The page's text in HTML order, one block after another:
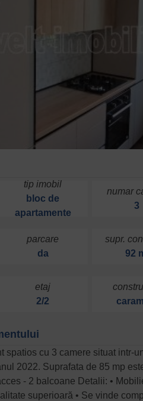
tip imobil
bloc de
apartamente
numar
3
parcare
da
supr.
92
etaj
2/2
spatios cu 3 camere situat intr-
2022. Suprafata de 85 mp
- 2 balcoane Detalii: •
superioară • Se vinde